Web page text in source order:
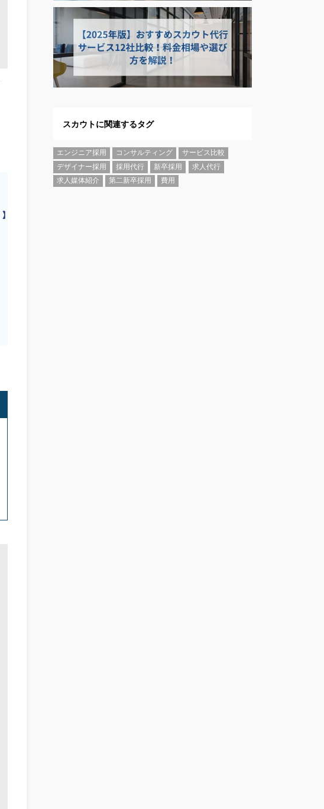
スカウトに関連するタグ
エンジニア採用 コンサルティング
サービス比較
デザイナー採用
採用代行 新卒採用
求人代行
求人媒体紹介
第二新卒採用 費用